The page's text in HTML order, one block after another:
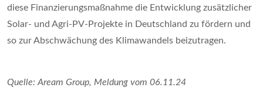
diese Finanzierungsmaßnahme die Entwicklung zusätzlicher
Solar- und Agri-PV-Projekte in Deutschland zu fördern und
so zur Abschwächung des Klimawandels beizutragen.
Quelle: Aream Group, Meldung vom 06.11.24